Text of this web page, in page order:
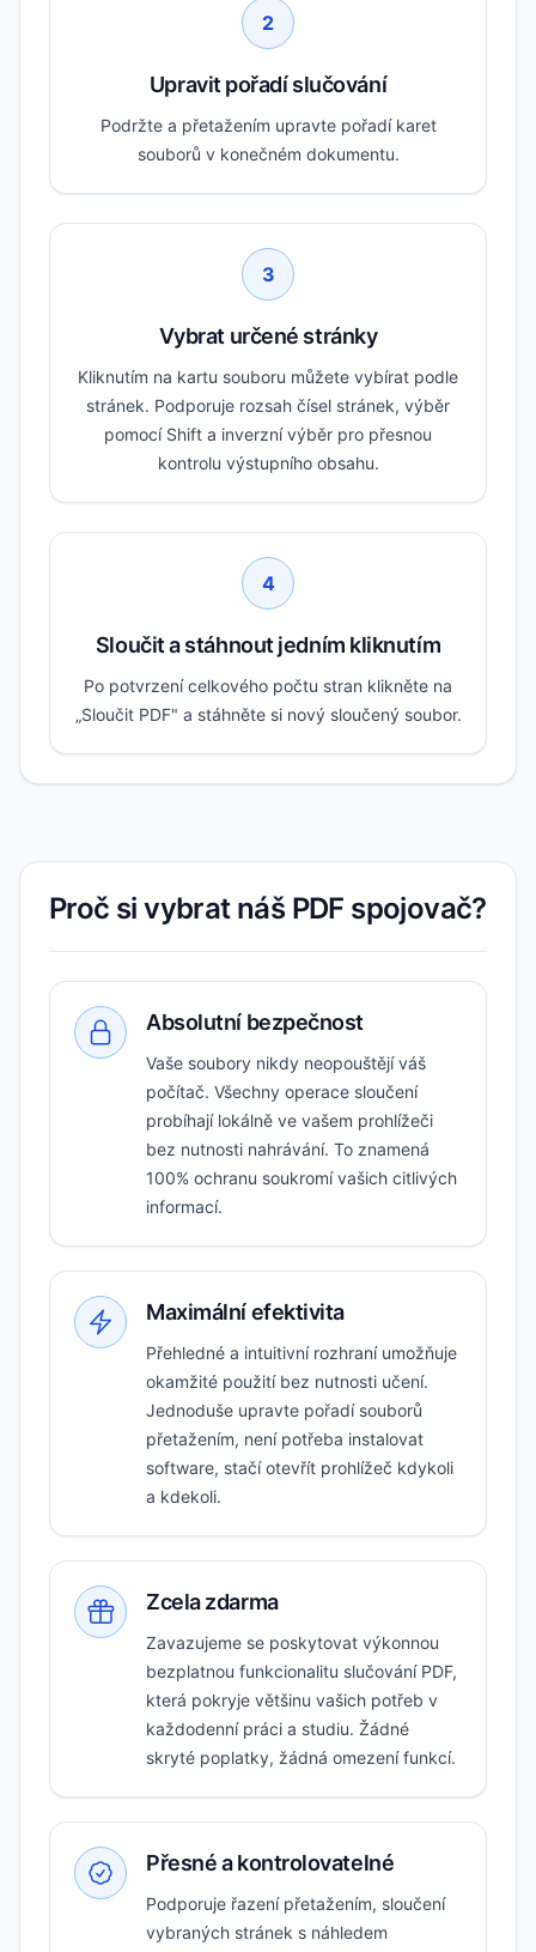
2
Upravit pořadí slučování
Podržte a přetažením upravte pořadí karet
souborů v konečném dokumentu.
3
Vybrat určené stránky
Kliknutím na kartu souboru můžete vybírat podle
stránek. Podporuje rozsah čísel stránek, výběr
pomocí Shift a inverzní výběr pro přesnou
kontrolu výstupního obsahu.
4
Sloučit a stáhnout jedním kliknutím
Po potvrzení celkového počtu stran klikněte na
„Sloučit PDF" a stáhněte si nový sloučený soubor.
Proč si vybrat náš PDF spojovač?
Absolutní bezpečnost
Vaše soubory nikdy neopouštějí váš
počítač. Všechny operace sloučení
probíhají lokálně ve vašem prohlížeči
bez nutnosti nahrávání. To znamená
100% ochranu soukromí vašich citlivých
informací.
Maximální efektivita
Přehledné a intuitivní rozhraní umožňuje
okamžité použití bez nutnosti učení.
Jednoduše upravte pořadí souborů
přetažením, není potřeba instalovat
software, stačí otevřít prohlížeč kdykoli
a kdekoli.
Zcela zdarma
Zavazujeme se poskytovat výkonnou
bezplatnou funkcionalitu slučování PDF,
která pokryje většinu vašich potřeb v
každodenní práci a studiu. Žádné
skryté poplatky, žádná omezení funkcí.
Přesné a kontrolovatelné
Podporuje řazení přetažením, sloučení
vybraných stránek s náhledem